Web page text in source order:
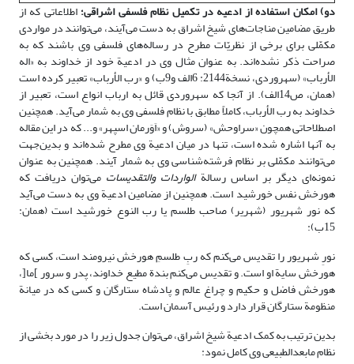
دو) امکان استفاده از ادعیه در تکمیل نظام فلسفی اشراقی؛اطلاعاتی که از
طریق مضامین مناجات‌های شیخ اشراق به دست می‌آیند، می‌توانند در مواردی
مکمّلی برای برخی از نظریّات مطرح در رساله‌های فلسفی وی باشند که به
صراحت ذکر نشده‌اند. به عنوان مثال وی در ادعیة خود از خداوند به «اله
الأرباب» (سهروردی، نسخة2144: 6الف و9ب) و «رب الأرباب» تعبیر کرده است
(همان، ص14الف). از آنجا که سهروردی قائل به ارباب انواع است، تعبیر از
خداوند به رب الأرباب، کاملاً مطابق با نظام فلسفی وی به شمار می‌آید. همچنین
اصطلاحاتی همچون «سراوحش» (سروش) و «اَوَرمان اسپهر» و... که در این مقاله
به آنها اشاره شده است، تنها در میان ادعیة وی مطرح شده‌اند و بدین‌جهت
می‌توانند مکمّلی بر نظام فرشته‌شناسی وی به شمار آیند. همچنین به عنوان
نمونه‌ای دیگر بر اساس رسالةالواردات والتقدیسات می‌توان دریافت که
هورخش نفس خورشید است. همچنین از مضامین ادعیة وی به دست می‌آید
که نور شهریور (شهریر) صاحب طلسم یا رب النوع خورشید است (همان:
15ب):
نورِ شهریور را تقدیس می‌کنم که ربِ طلسمِ هورخش نیرومند است، کسی که
هورخش سایة او است. و تقدیس می‌کنم بندة مطیع خداوند، پدر و سرور ]ما[،
هورخش فاضل و حکیم و چراغ عالم و پادشاه ستارگان و کسی که در میانة
منظومة ستارگان قرار دارد و رئیس آسمان است.
بدین ترتیب به کمک ادعیة شیخ اشراق، می‌توان جدول زیر را در مورد بخشی از
نظام مابعدالطبیعی وی کامل نمود: